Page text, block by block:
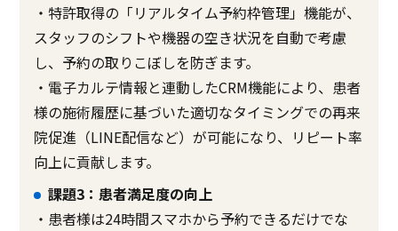
・特許取得の「リアルタイム予約枠管理」機能が、
スタッフのシフトや機器の空き状況を自動で考慮
し、予約の取りこぼしを防ぎます。
・電子カルテ情報と連動したCRM機能により、患者
様の施術履歴に基づいた適切なタイミングでの再来
院促進（LINE配信など）が可能になり、リピート率
向上に貢献します。
課題3：患者満足度の向上
・患者様は24時間スマホから予約できるだけでな